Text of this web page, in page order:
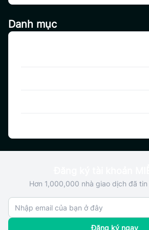
Danh mục
Hơn 1,000,000 nhà giao dịch đã
Đăng ký ngay